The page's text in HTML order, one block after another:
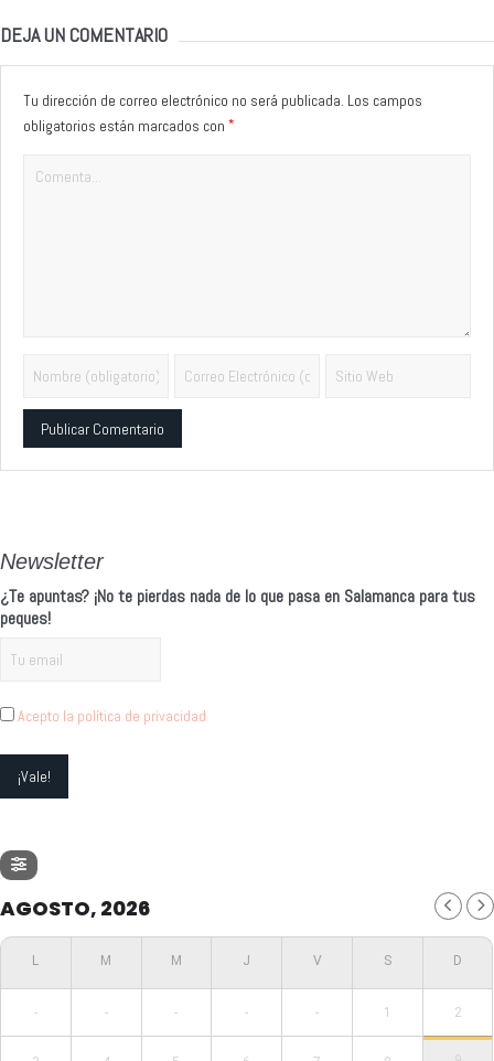
DEJA UN COMENTARIO
Tu dirección de correo electrónico no será publicada. Los campos
obligatorios están marcados con *
Newsletter
¿Te apuntas? ¡No te pierdas nada de lo que pasa en Salamanca para tus
peques!
Acepto la política de privacidad
AGOSTO, 2026
- - - - - 1 2